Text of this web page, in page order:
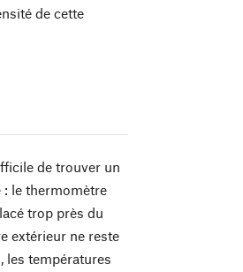
de cette
de trouver un
le thermomètre
trop près du
extérieur ne reste
les températures